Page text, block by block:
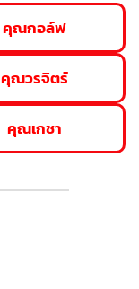
คุณกอล์ฟ
คุณวรจิตร์
คุณเกชา